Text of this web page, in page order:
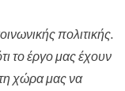
πολιτικής.
το έργο μας έχουν
τη χώρα μας να